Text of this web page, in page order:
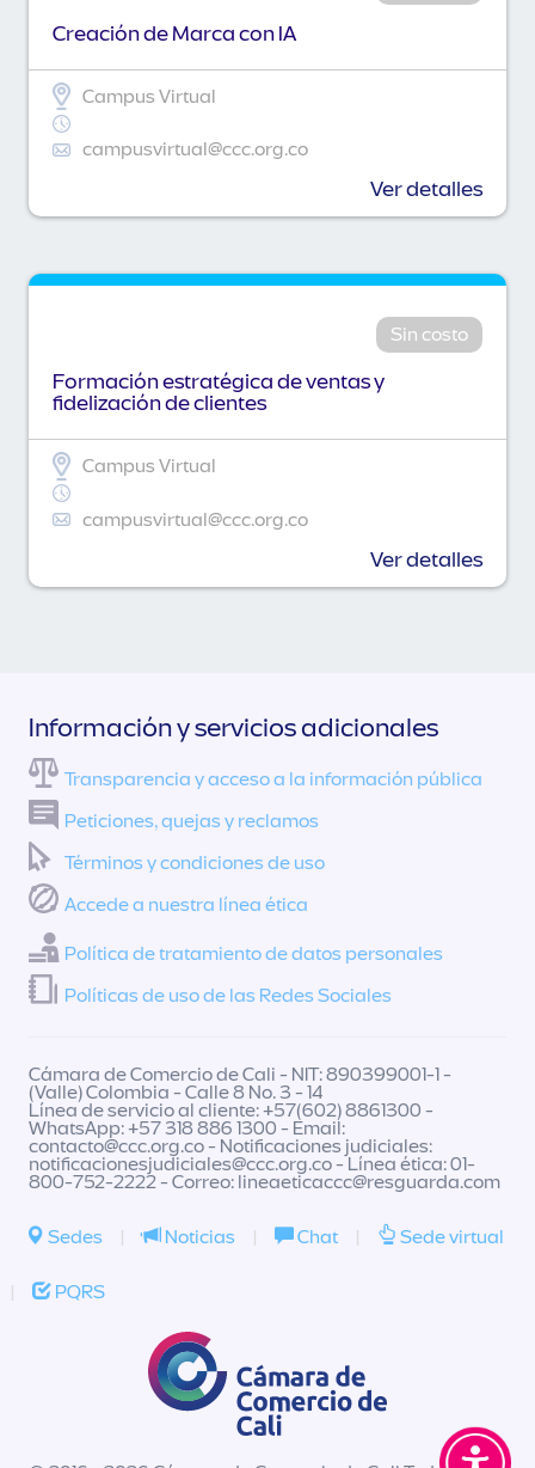
Creación de Marca con IA
Campus Virtual
campusvirtual@ccc.org.co
Ver detalles
Sin costo
Formación estratégica de ventas y
fidelización de clientes
Campus Virtual
campusvirtual@ccc.org.co
Ver detalles
Información y servicios adicionales
Transparencia y acceso a la información pública
Peticiones, quejas y reclamos
Términos y condiciones de uso
Accede a nuestra línea ética
Política de tratamiento de datos personales
Políticas de uso de las Redes Sociales
Cámara de Comercio de Cali - NIT: 890399001-1 -
(Valle) Colombia - Calle 8 No. 3 - 14
Línea de servicio al cliente: +57(602) 8861300 -
WhatsApp: +57 318 886 1300 - Email:
contacto@ccc.org.co- Notificaciones judiciales:
notificacionesjudiciales@ccc.org.co- Línea ética: 01-
800-752-2222 - Correo: lineaeticaccc@resguarda.com
Sedes | Noticias | Chat | Sede virtual
| PQRS